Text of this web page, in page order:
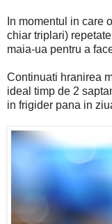
In momentul in care
chiar triplari)
maia-ua pentru a
Continuati hranirea
ideal timp de 2
in frigider pana in